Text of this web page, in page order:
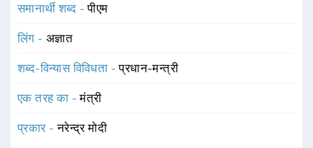
समानार्थी शब्द -पीएम
लिंग - अज्ञात
शब्द-विन्यास विविधता -प्रधान-मन्त्री
एक तरह का -मंत्री
प्रकार -नरेन्द्र मोदी